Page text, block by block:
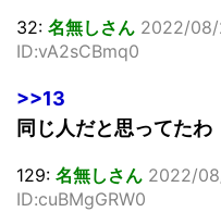
32: 名無しさん 2022/08/
ID:vA2sCBmq0
>>13
同じ人だと思ってたわ
129: 名無しさん 2022/
ID:cuBMgGRW0